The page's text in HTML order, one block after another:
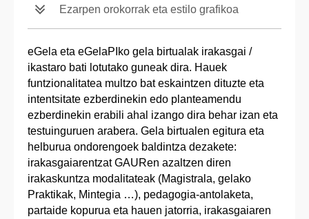
Ezarpen orokorrak eta estilo grafikoa
eGela eta eGelaPIko gela birtualak irakasgai /
ikastaro bati lotutako guneak dira. Hauek
funtzionalitatea multzo bat eskaintzen dituzte eta
intentsitate ezberdinekin edo planteamendu
ezberdinekin erabili ahal izango dira behar izan eta
testuinguruen arabera. Gela birtualen egitura eta
helburua ondorengoek baldintza dezakete:
irakasgaiarentzat GAURen azaltzen diren
irakaskuntza modalitateak (Magistrala, gelako
Praktikak, Mintegia …), pedagogia-antolaketa,
partaide kopurua eta hauen jatorria, irakasgaiaren